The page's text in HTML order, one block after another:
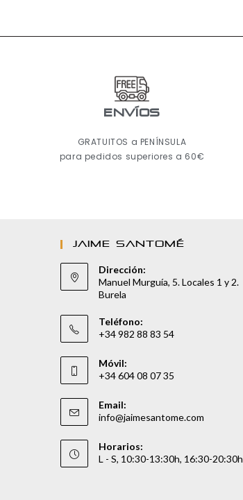
ENVÍOS
GRATUITOS a PENÍNSULA
para pedidos superiores a 60€
JAIME SANTOMÉ
Dirección:
Manuel Murguía, 5. Locales 1 y 2.
Burela
Teléfono:
+34 982 88 83 54
Móvil:
+34 604 08 07 35
Email:
info@jaimesantome.com
Horarios:
L - S, 10:30-13:30h, 16:30-20:30h